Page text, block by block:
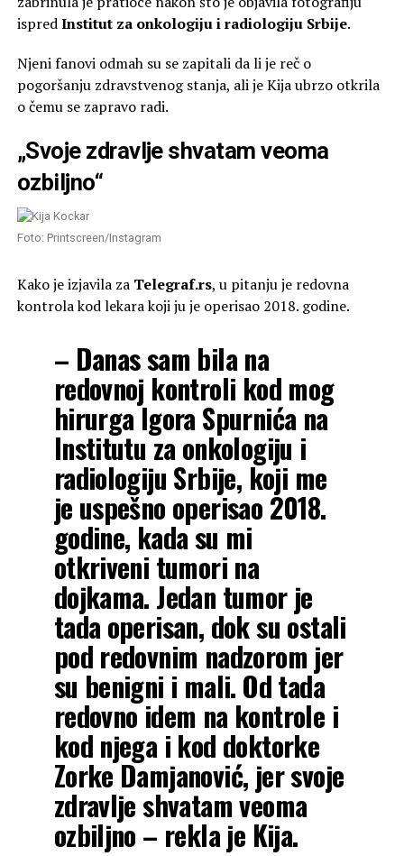
ispredInstitut za onkologiju i radiologiju Srbije.
Njeni fanovi odmah su se zapitali da li je reč o
pogoršanju zdravstvenog stanja, ali je Kija ubrzo otkrila
o čemu se zapravo radi.
„Svoje zdravlje shvatam veoma
ozbiljno“
Foto: Printscreen/Instagram
Kako je izjavila za Telegraf.rs, u pitanju je redovna
kontrola kod lekara koji ju je operisao 2018. godine.
– Danas sam bila na
redovnoj kontroli kod mog
hirurga Igora Spurnića na
Institutu za onkologiju i
radiologiju Srbije, koji me
je uspešno operisao 2018.
godine, kada su mi
otkriveni tumori na
dojkama. Jedan tumor je
tada operisan, dok su ostali
pod redovnim nadzorom jer
su benigni i mali. Od tada
redovno idem na kontrole i
kod njega i kod doktorke
Zorke Damjanović, jer svoje
zdravlje shvatam veoma
ozbiljno – rekla je Kija.